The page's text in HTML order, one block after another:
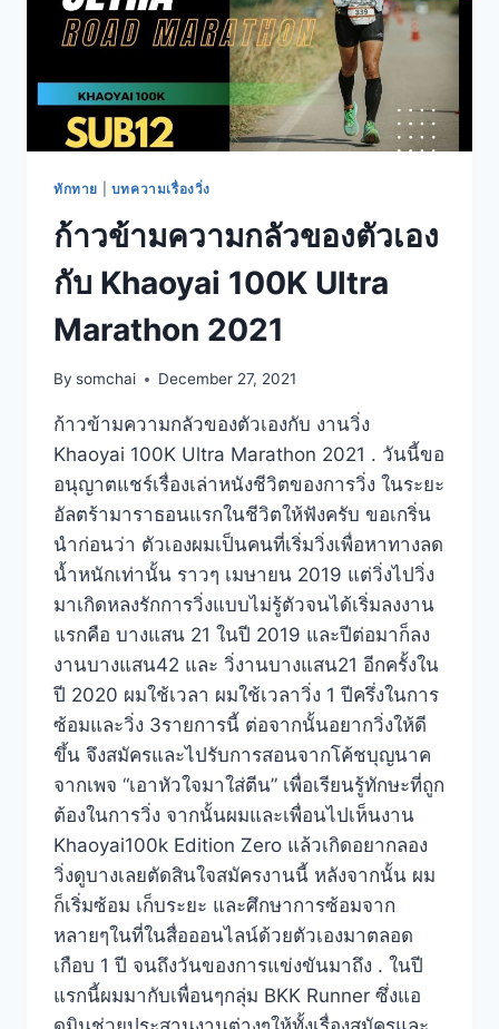
ทักทาย บทความเรื่องวิ่ง
ก้าวข้ามความกลัวของตัวเอง
กับ Khaoyai 100K Ultra
Marathon 2021
By somchai December 27, 2021
ก้าวข้ามความกลัวของตัวเองกับ งานวิ่ง
Khaoyai 100K Ultra Marathon 2021 . วันนี้ขอ
อนุญาตแชร์เรื่องเล่าหนังชีวิตของการวิ่ง ในระยะ
อัลตร้ามาราธอนแรกในชีวิตให้ฟังครับ ขอเกริ่น
นำก่อนว่า ตัวเองผมเป็นคนที่เริ่มวิ่งเพื่อหาทางลด
น้ำหนักเท่านั้น ราวๆ เมษายน 2019 แต่วิ่งไปวิ่ง
มาเกิดหลงรักการวิ่งแบบไม่รู้ตัวจนได้เริ่มลงงาน
แรกคือ บางแสน 21 ในปี 2019 และปีต่อมาก็ลง
งานบางแสน42 และ วิ่งานบางแสน21 อีกครั้งใน
ปี 2020 ผมใช้เวลา ผมใช้เวลาวิ่ง 1 ปีครึ่งในการ
ซ้อมและวิ่ง 3รายการนี้ ต่อจากนั้นอยากวิ่งให้ดี
ขึ้น จึงสมัครและไปรับการสอนจากโค้ชบุญนาค
จากเพจ “เอาหัวใจมาใส่ตีน” เพื่อเรียนรู้ทักษะที่ถูก
ต้องในการวิ่ง จากนั้นผมและเพื่อนไปเห็นงาน
Khaoyai100k Edition Zero แล้วเกิดอยากลอง
วิ่งดูบางเลยตัดสินใจสมัครงานนี้ หลังจากนั้น ผม
ก็เริ่มซ้อม เก็บระยะ และศึกษาการซ้อมจาก
หลายๆในที่ในสื่อออนไลน์ด้วยตัวเองมาตลอด
เกือบ 1 ปี จนถึงวันของการแข่งขันมาถึง . ในปี
แรกนี้ผมมากับเพื่อนๆกลุ่ม BKK Runner ซึ่งแอ